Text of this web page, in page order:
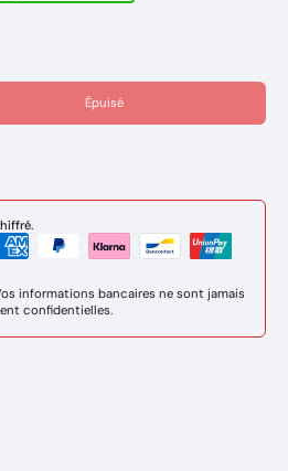
Épuisé
informations bancaires ne sont jamais
confidentielles.